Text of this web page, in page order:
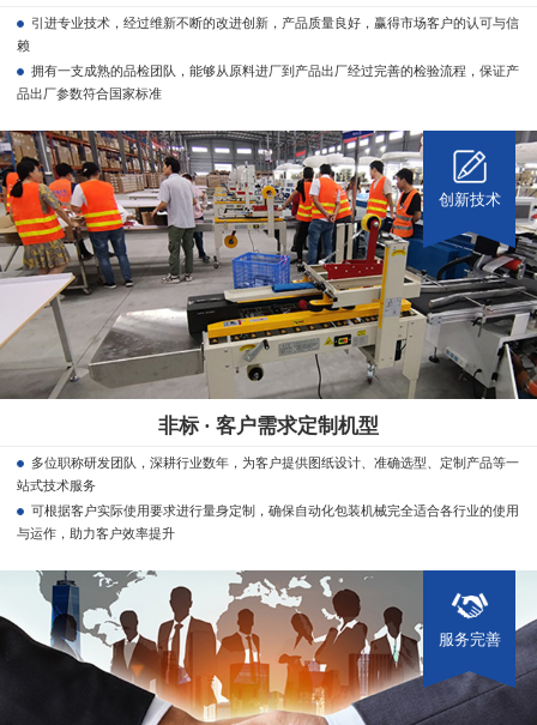
引进专业技术，经过维新不断的改进创新，产品质量良好，赢得市场客户的认可与信
赖
拥有一支成熟的品检团队，能够从原料进厂到产品出厂经过完善的检验流程，保证产
品出厂参数符合国家标准
创新技术
非标 · 客户需求定制机型
多位职称研发团队，深耕行业数年，为客户提供图纸设计、准确选型、定制产品等一
站式技术服务
可根据客户实际使用要求进行量身定制，确保自动化包装机械完全适合各行业的使用
与运作，助力客户效率提升
服务完善